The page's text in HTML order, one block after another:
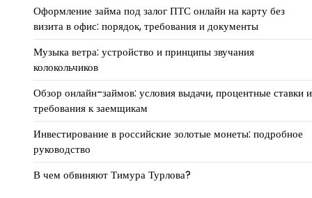
Оформление займа под залог ПТС онлайн на карту без
визита в офис: порядок, требования и документы
Музыка ветра: устройство и принципы звучания
колокольчиков
Обзор онлайн-займов: условия выдачи, процентные ставки и
требования к заемщикам
Инвестирование в российские золотые монеты: подробное
руководство
В чем обвиняют Тимура Турлова?